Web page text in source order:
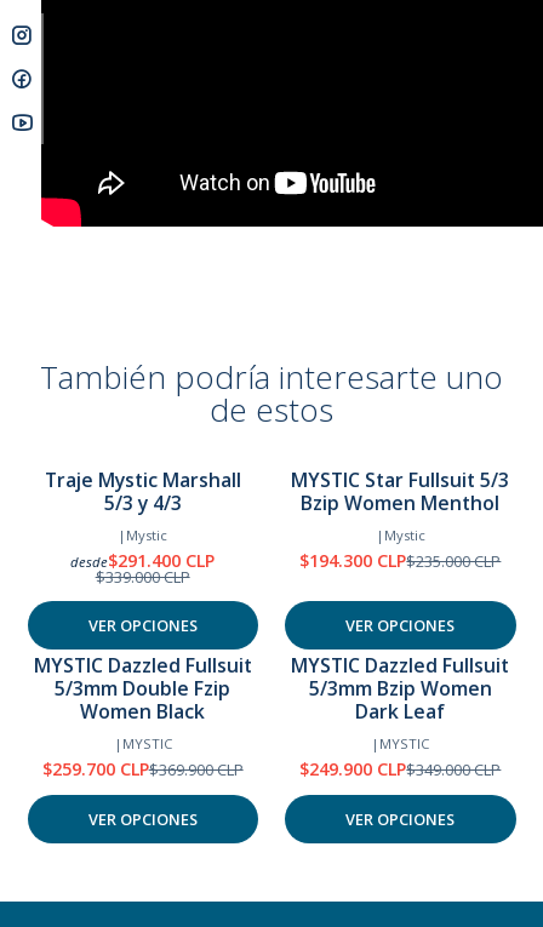
Velcro ankle closure straps (included)
Key pocket 2.0: keyloop with mini buckle
Aquaflush
Guia de tallas:
Cierre frontal:
También podría interesarte uno
de estos
Traje Mystic Marshall
5/3 y 4/3
| Mystic
desde$291.400 CLP
$339.000 CLP
VER OPCIONES
-17%
OFF
MYSTIC Star Fullsuit 5/3
Bzip Women Menthol
| Mystic
$194.300 CLP$235.000 CLP
VER OPCIONES
-30%
OFF
MYSTIC Dazzled Fullsuit
5/3mm Double Fzip
Women Black
| MYSTIC
$259.700 CLP$369.900 CLP
VER OPCIONES
-28%
OFF
MYSTIC Dazzled Fullsuit
5/3mm Bzip Women
Dark Leaf
| MYSTIC
$249.900 CLP$349.000 CLP
VER OPCIONES